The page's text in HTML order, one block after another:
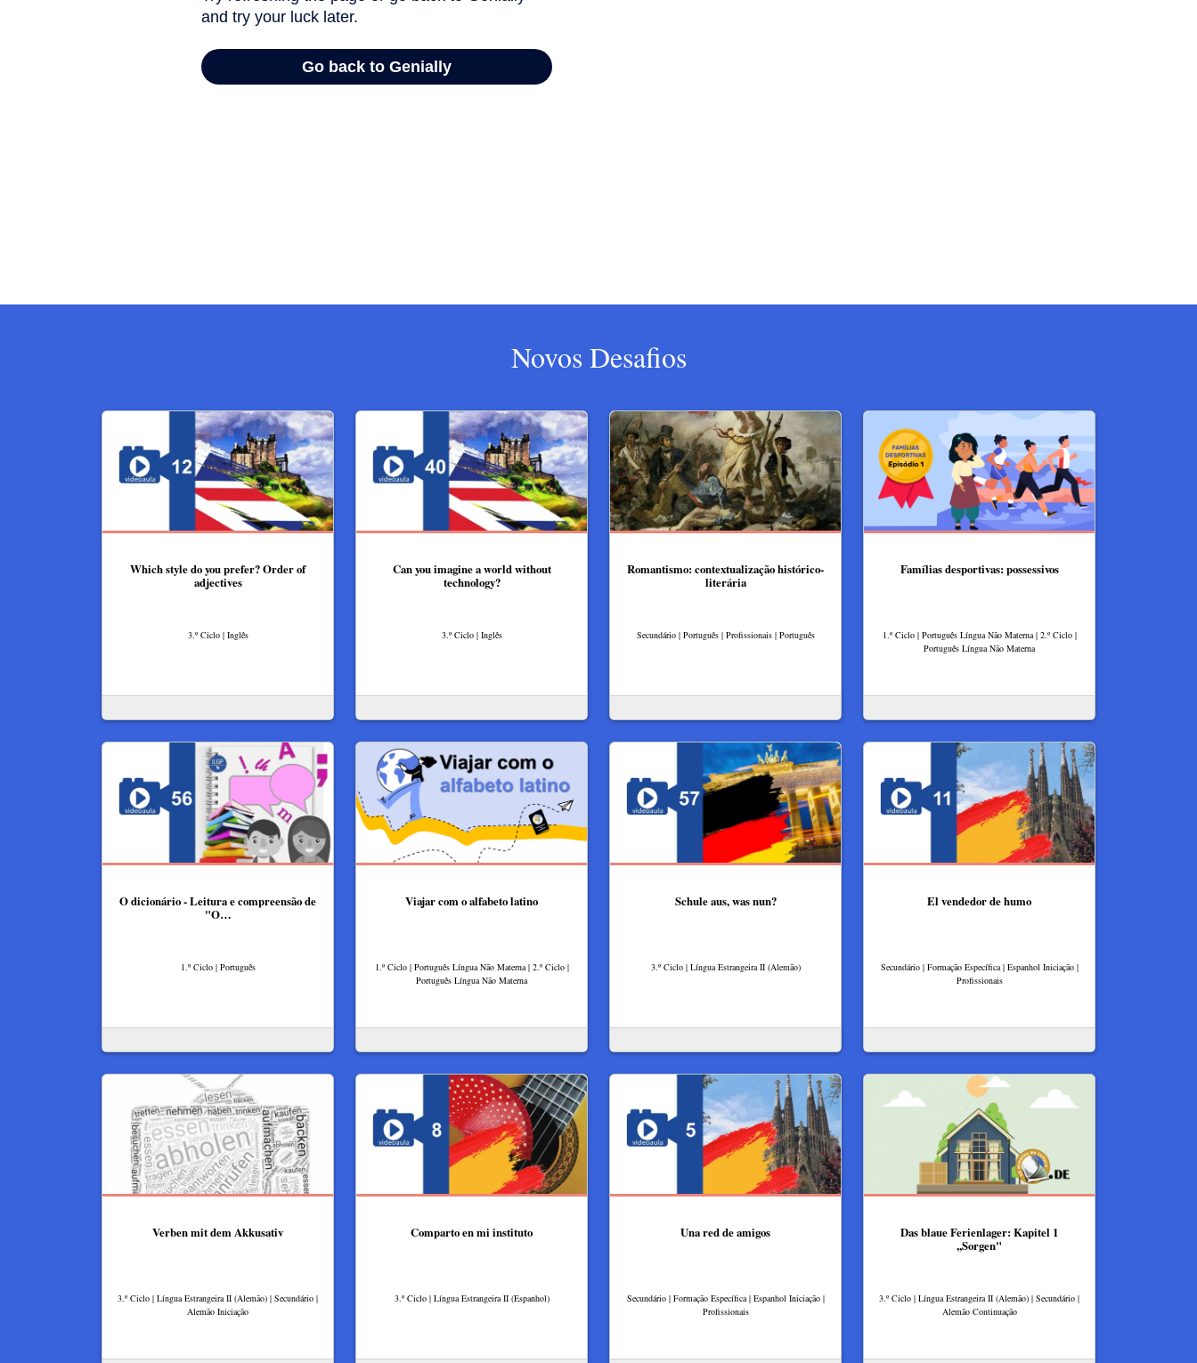
Novos Desafios
Which style do you prefer? Order of
adjectives
3.º Ciclo | Inglês
Can you imagine a world without
technology?
3.º Ciclo | Inglês
Romantismo: contextualização histórico-
literária
Secundário | Português | Profissionais | Português
Famílias desportivas: possessivos
1.º Ciclo | Português Língua Não Materna | 2.º Ciclo |
Português Língua Não Materna
O dicionário - Leitura e compreensão de
"O…
1.º Ciclo | Português
Viajar com o alfabeto latino
1.º Ciclo | Português Língua Não Materna | 2.º Ciclo |
Português Língua Não Materna
Schule aus, was nun?
3.º Ciclo | Língua Estrangeira II (Alemão)
El vendedor de humo
Secundário | Formação Específica | Espanhol Iniciação |
Profissionais
Verben mit dem Akkusativ
3.º Ciclo | Língua Estrangeira II (Alemão) | Secundário |
Alemão Iniciação
Comparto en mi instituto
3.º Ciclo | Língua Estrangeira II (Espanhol)
Una red de amigos
Secundário | Formação Específica | Espanhol Iniciação |
Profissionais
Das blaue Ferienlager: Kapitel 1
,,Sorgen"
3.º Ciclo | Língua Estrangeira II (Alemão) | Secundário |
Alemão Continuação